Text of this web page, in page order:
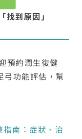
到原因」
預約潤生復健
弓功能評估，幫
南：症狀、治